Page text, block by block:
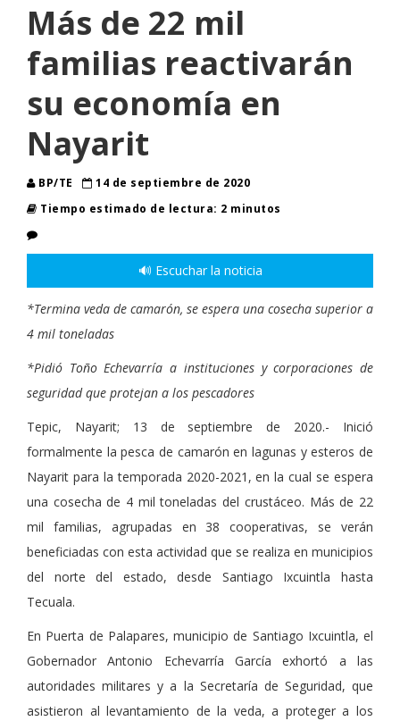
Más de 22 mil
familias reactivarán
su economía en
Nayarit
BP/TE
14 de septiembre de 2020
Tiempo estimado de lectura: 2 minutos
🔊 Escuchar la noticia
*Termina veda de camarón, se espera una cosecha superior a
4 mil toneladas
*Pidió Toño Echevarría a instituciones y corporaciones de
seguridad que protejan a los pescadores
Tepic, Nayarit; 13 de septiembre de 2020.- Inició
formalmente la pesca de camarón en lagunas y esteros de
Nayarit para la temporada 2020-2021, en la cual se espera
una cosecha de 4 mil toneladas del crustáceo. Más de 22
mil familias, agrupadas en 38 cooperativas, se verán
beneficiadas con esta actividad que se realiza en municipios
del norte del estado, desde Santiago Ixcuintla hasta
Tecuala.
En Puerta de Palapares, municipio de Santiago Ixcuintla, el
Gobernador Antonio Echevarría García exhortó a las
autoridades militares y a la Secretaría de Seguridad, que
asistieron al levantamiento de la veda, a proteger a los